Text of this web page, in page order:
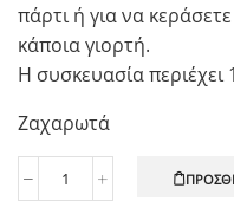
πάρτι ή για να
κάποια γιορτή.
Η συσκευασία
Ζαχαρωτά
Marshmallow